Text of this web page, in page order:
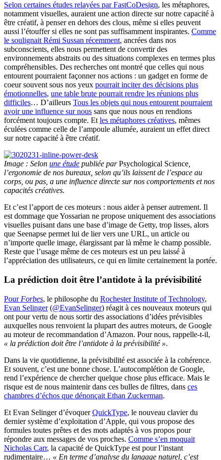
Selon certaines études relayées par FastCoDesign, les métaphores,
notamment visuelles, auraient une action directe sur notre capacité à
être créatif, à penser en dehors des clous, même si elles peuvent
aussi l’étouffer si elles ne sont pas suffisamment inspirantes. Comme
le soulignait Rémi Sussan récemment, ancrées dans nos
subconscients, elles nous permettent de convertir des
environnements abstraits ou des situations complexes en termes plus
compréhensibles. Des recherches ont montré que celles qui nous
entourent pourraient façonner nos actions : un gadget en forme de
coeur souvent sous nos yeux pourrait inciter des décisions plus
émotionnelles, une table brute pourrait rendre les réunions plus
difficiles… D’ailleurs Tous les objets qui nous entourent pourraient
avoir une influence sur nous sans que nous nous en rendions
forcément toujours compte. Et les métaphores créatives, mêmes
éculées comme celle de l’ampoule allumée, auraient un effet direct
sur notre capacité à être créatif.
Image : Selon une étude publiée parPsychological Science
l’ergonomie de nos bureaux, selon qu’ils laissent de l’espace au
corps, ou pas, a une influence directe sur nos comportements et nos
capacités créatives.
Et c’est l’apport de ces moteurs : nous aider à penser autrement. Il
est dommage que Yossarian ne propose uniquement des associations
visuelles puisant dans une base d’image de Getty, trop lisses, alors
que Seenapse permet lui de lier vers une URL, un article ou
n’importe quelle image, élargissant par là même le champ possible.
Reste que l’usage même de ces moteurs est un peu laissé à
l’appréciation des utilisateurs, ce qui en limite certainement la portée.
La prédiction doit être l’antidote à la prévisibilité
Pour Forbes, le philosophe du Rochester Institute of Technology,
Evan Selinger(@EvanSelinger) réagit à ces nouveaux moteurs qui
ont pour vertu de nous sortir des associations d’idées prévisibles
auxquelles nous renvoient la plupart des autres moteurs, de Google
au moteur de recommandation d’Amazon. Pour nous, rappelle-t-il,
« la prédiction doit être l’antidote à la prévisibilité ».
Dans la vie quotidienne, la prévisibilité est associée à la cohérence.
Et souvent, c’est une bonne chose. L’autocomplétion de Google,
rend l’expérience de chercher quelque chose plus efficace. Mais le
risque est de nous maintenir dans ces bulles de filtres, dans ces
chambres d’échos que dénonçait Ethan Zuckerman.
Et Evan Selinger d’évoquerQuickType, le nouveau clavier du
dernier système d’exploitation d’Apple, qui vous propose des
formules toutes prêtes et des mots adaptés à vos propos pour
répondre aux messages de vos proches. Comme s’en moquait
Nicholas Carr, la capacité de QuickType est pour l’instant
rudimentaire… « En terme d’analyse du langage naturel, c’est